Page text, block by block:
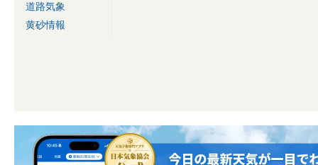
道路気象
黄砂情報